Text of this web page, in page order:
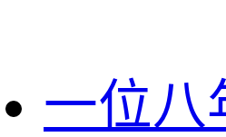
一位八